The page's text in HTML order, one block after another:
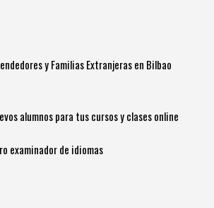
y Familias Extranjeras en Bilbao
alumnos para tus cursos y clases online
examinador de idiomas